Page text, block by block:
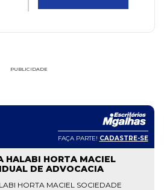
PUBLICIDADE
FAÇA PARTE! CADASTRE-SE
HALABI HORTA MACIEL
DE ADVOCACIA
HORTA MACIEL SOCIEDADE